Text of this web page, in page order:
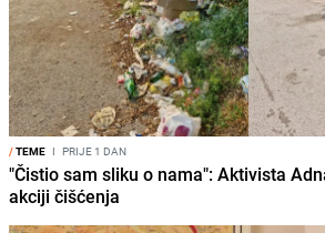
/TEME I PRIJE 1 DAN
"Čistio sam sliku o nama": Aktivista
akciji čišćenja